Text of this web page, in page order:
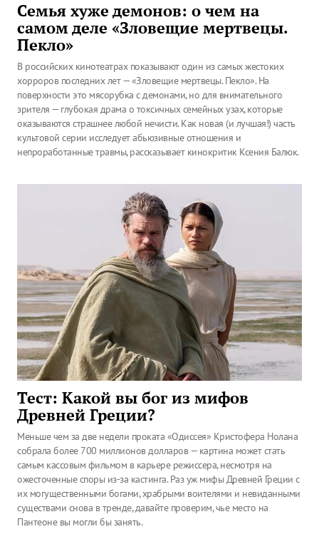
Семья хуже демонов: о чем на
самом деле «Зловещие мертвецы.
Пекло»
В российских кинотеатрах показывают один из самых жестоких
хорроров последних лет — «Зловещие мертвецы. Пекло». На
поверхности это мясорубка с демонами, но для внимательного
зрителя — глубокая драма о токсичных семейных узах, которые
оказываются страшнее любой нечисти. Как новая (и лучшая!) часть
культовой серии исследует абьюзивные отношения и
непроработанные травмы, рассказывает кинокритик Ксения Балюк.
Тест: Какой вы бог из мифов
Древней Греции?
Меньше чем за две недели проката «Одиссея» Кристофера Нолана
собрала более 700 миллионов долларов — картина может стать
самым кассовым фильмом в карьере режиссера, несмотря на
ожесточенные споры из-за кастинга. Раз уж мифы Древней Греции с
их могущественными богами, храбрыми воителями и невиданными
существами снова в тренде, давайте проверим, чье место на
Пантеоне вы могли бы занять.